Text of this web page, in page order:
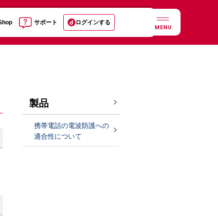
サポート ログインする
MENU
製品
携帯電話の電波防護への
適合性について